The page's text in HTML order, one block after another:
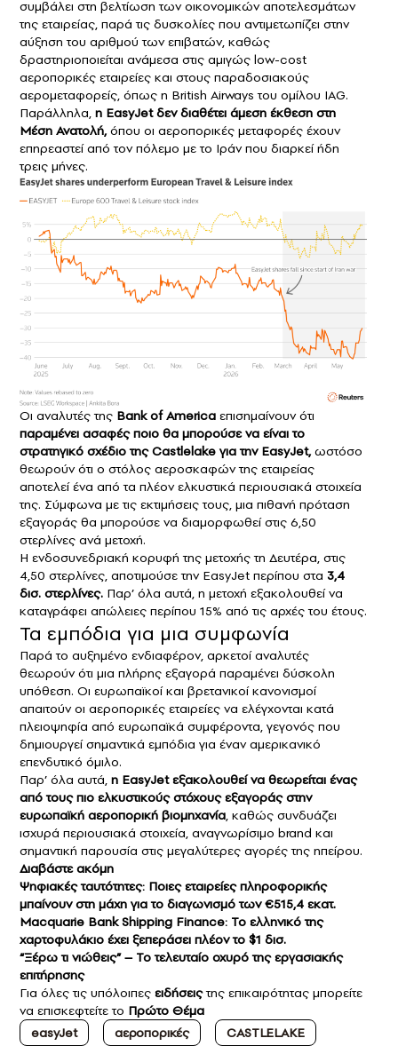
συμβάλει στη βελτίωση των οικονομικών αποτελεσμάτων
της εταιρείας, παρά τις δυσκολίες που αντιμετωπίζει στην
αύξηση του αριθμού των επιβατών, καθώς
δραστηριοποιείται ανάμεσα στις αμιγώς low-cost
αεροπορικές εταιρείες και στους παραδοσιακούς
αερομεταφορείς, όπως η British Airways του ομίλου IAG.
Παράλληλα, η EasyJet δεν διαθέτει άμεση έκθεση στη
Μέση Ανατολή,όπου οι αεροπορικές μεταφορές έχουν
επηρεαστεί από τον πόλεμο με το Ιράν που διαρκεί ήδη
τρεις μήνες.
Οι αναλυτές της Bank of America επισημαίνουν ότι
παραμένει ασαφές ποιο θα μπορούσε να είναι το
στρατηγικό σχέδιο της Castlelake για την EasyJet,ωστόσο
θεωρούν ότι ο στόλος αεροσκαφών της εταιρείας
αποτελεί ένα από τα πλέον ελκυστικά περιουσιακά στοιχεία
της. Σύμφωνα με τις εκτιμήσεις τους, μια πιθανή πρόταση
εξαγοράς θα μπορούσε να διαμορφωθεί στις 6,50
στερλίνες ανά μετοχή.
Η ενδοσυνεδριακή κορυφή της μετοχής τη Δευτέρα, στις
4,50 στερλίνες, αποτιμούσε την EasyJet περίπου στα 3,4
δισ. στερλίνες. Παρ’ όλα αυτά, η μετοχή εξακολουθεί να
καταγράφει απώλειες περίπου 15% από τις αρχές του έτους.
Τα εμπόδια για μια συμφωνία
Παρά το αυξημένο ενδιαφέρον, αρκετοί αναλυτές
θεωρούν ότι μια πλήρης εξαγορά παραμένει δύσκολη
υπόθεση. Οι ευρωπαϊκοί και βρετανικοί κανονισμοί
απαιτούν οι αεροπορικές εταιρείες να ελέγχονται κατά
πλειοψηφία από ευρωπαϊκά συμφέροντα, γεγονός που
δημιουργεί σημαντικά εμπόδια για έναν αμερικανικό
επενδυτικό όμιλο.
Παρ’ όλα αυτά, η EasyJet εξακολουθεί να θεωρείται ένας
από τους πιο ελκυστικούς στόχους εξαγοράς στην
ευρωπαϊκή αεροπορική βιομηχανία, καθώς συνδυάζει
ισχυρά περιουσιακά στοιχεία, αναγνωρίσιμο brand και
σημαντική παρουσία στις μεγαλύτερες αγορές της ηπείρου.
Διαβάστε ακόμη
Ψηφιακές ταυτότητες: Ποιες εταιρείες πληροφορικής
μπαίνουν στη μάχη για το διαγωνισμό των €515,4 εκατ.
Macquarie Bank Shipping Finance: Το ελληνικό της
χαρτοφυλάκιο έχει ξεπεράσει πλέον το $1 δισ.
“Ξέρω τι νιώθεις” – Το τελευταίο οχυρό της εργασιακής
επιτήρησης
Για όλες τις υπόλοιπες ειδήσειςτης επικαιρότητας μπορείτε
να επισκεφτείτε το Πρώτο Θέμα
easyJet
αεροπορικές CASTLELAKE